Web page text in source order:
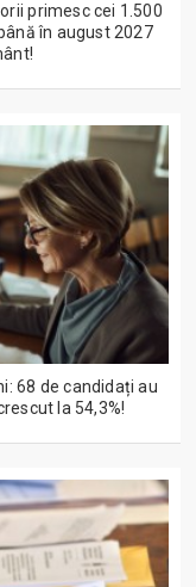
primesc cei 1.500
în august 2027
68 de candidați au
la 54,3%!